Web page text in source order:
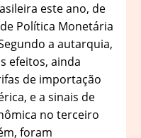
este ano, de
Política Monetária
a autarquia,
efeitos, ainda
de importação
e a sinais de
no terceiro
foram